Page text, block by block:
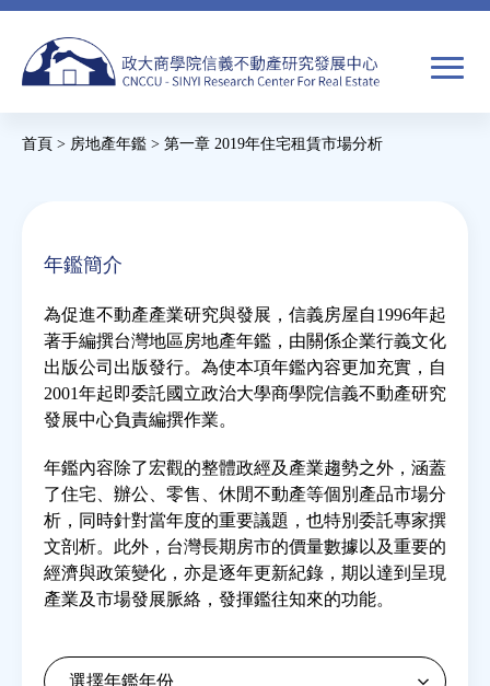
Jump
navigation
表
搜
焦點新聞
教育推廣
房市分析
研究獎勵
房地產年鑑
電子報
這
首頁 > 房地產年鑑 > 第一章 2019年住宅租賃市場分析
年鑑簡介
為促進不動產產業研究與發展，信義房屋自1996年起
著手編撰台灣地區房地產年鑑，由關係企業行義文化
出版公司出版發行。為使本項年鑑內容更加充實，自
2001年起即委託國立政治大學商學院信義不動產研究
發展中心負責編撰作業。
年鑑內容除了宏觀的整體政經及產業趨勢之外，涵蓋
了住宅、辦公、零售、休閒不動產等個別產品市場分
析，同時針對當年度的重要議題，也特別委託專家撰
文剖析。此外，台灣長期房市的價量數據以及重要的
經濟與政策變化，亦是逐年更新紀錄，期以達到呈現
產業及市場發展脈絡，發揮鑑往知來的功能。